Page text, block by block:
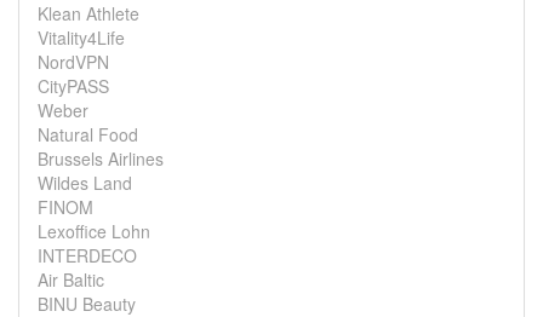
Klean Athlete
Vitality4Life
NordVPN
CityPASS
Weber
Natural Food
Brussels Airlines
Wildes Land
FINOM
Lexoffice Lohn
INTERDECO
Air Baltic
BINU Beauty